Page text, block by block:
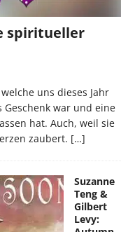
spiritueller
uns dieses Jahr
Geschenk war und eine
hat. Auch, weil sie
zaubert. […]
Suzanne
Teng &
Gilbert
Levy: